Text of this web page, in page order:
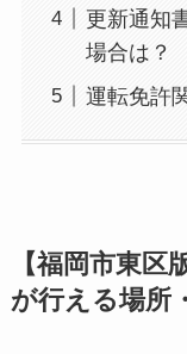
更新通知
場合は？
運転免許
【福岡市東区
が行える場所